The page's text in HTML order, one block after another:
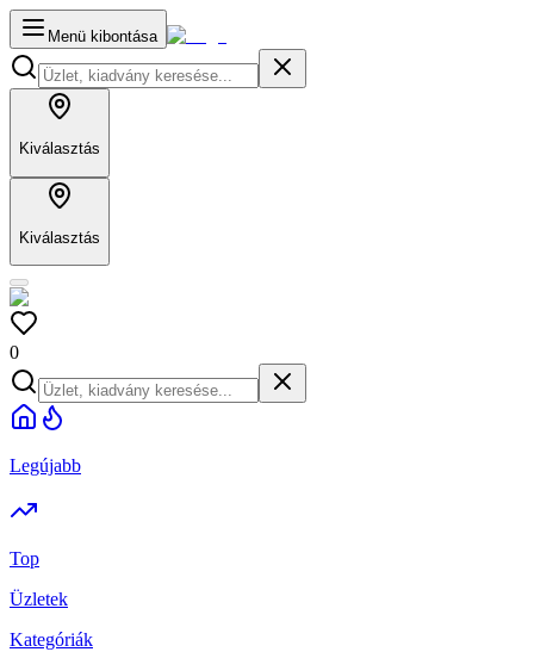
Menü kibontása
Kiválasztás
Kiválasztás
0
Legújabb
Top
Üzletek
Kategóriák